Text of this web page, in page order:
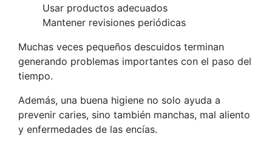
Usar productos adecuados
Mantener revisiones periódicas
Muchas veces pequeños descuidos terminan
generando problemas importantes con el paso del
tiempo.
Además, una buena higiene no solo ayuda a
prevenir caries, sino también manchas, mal aliento
y enfermedades de las encías.